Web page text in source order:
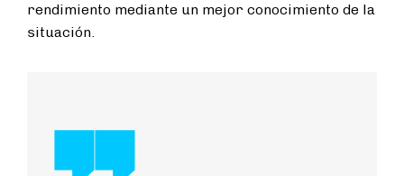
rendimiento mediante un mejor conocimiento de la
situación.